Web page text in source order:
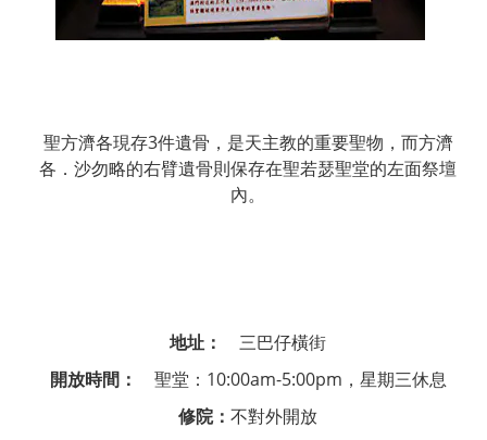
聖方濟各現存3件遺骨，是天主教的重要聖物，而方濟
各．沙勿略的右臂遺骨則保存在聖若瑟聖堂的左面祭壇
內。
地址：
三巴仔橫街
開放時間：
聖堂： 10:00am-5:00pm ，星期三休息
修院： 不對外開放